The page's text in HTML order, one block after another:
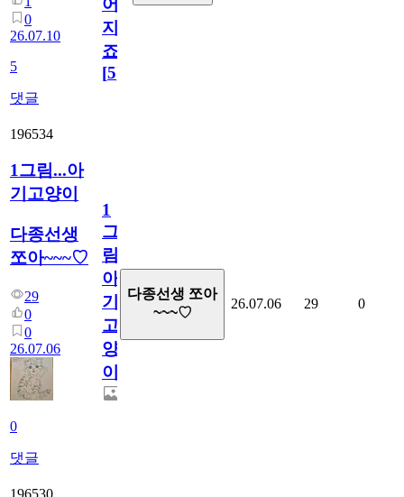
0
26.07.10
5
댓글
어
지
죠.?
[5]
196534
1그림...아
기고양이
다종선생
쪼아~~~♡
29
0
0
26.07.06
0
댓글
1
그
림...
아
기
고
양
이
다종선생 쪼아
~~~♡
26.07.06 29 0
196530